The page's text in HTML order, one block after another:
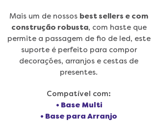
Mais um de nossos best sellers e com
construção robusta, com haste que
permite a passagem de fio de led, este
suporte é perfeito para compor
decorações, arranjos e cestas de
presentes.
Compatível com:
• Base Multi
• Base para Arranjo